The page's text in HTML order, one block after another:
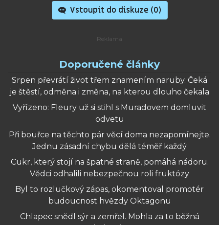
Vstoupit do diskuze (0)
Doporučené články
Srpen převrátí život třem znamením naruby. Čeká
je štěstí, odměna i změna, na kterou dlouho čekala
Vyřízeno: Fleury už si stihl s Muradovem domluvit
odvetu
Při bouřce na těchto pár věcí doma nezapomínejte.
Jednu zásadní chybu dělá téměř každý
Cukr, který stojí na špatné straně, pomáhá nádoru.
Vědci odhalili nebezpečnou roli fruktózy
Byl to rozlučkový zápas, okomentoval promotér
budoucnost hvězdy Oktagonu
Chlapec snědl sýr a zemřel. Mohla za to běžná